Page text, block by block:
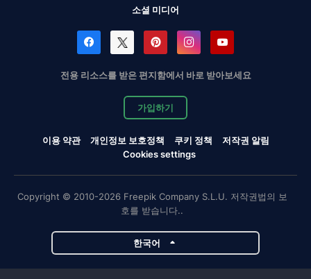
소셜 미디어
전용 리소스를 받은 편지함에서 바로 받아보세요
가입하기
이용 약관 개인정보 보호정책 쿠키 정책
저작권 알림
Cookies settings
Copyright © 2010-2026 Freepik Company S.L.U. 저작권법의 보
호를 받습니다..
한국어